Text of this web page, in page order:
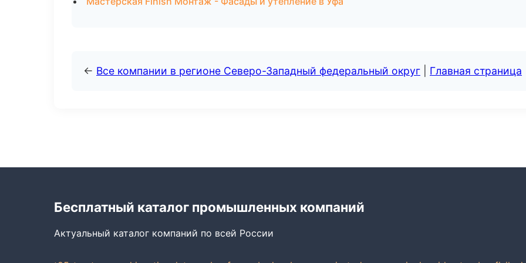
← Все компании в регионе Северо-Западный федеральный округ Главная страница
Бесплатный каталог промышленных компаний
Актуальный каталог компаний по всей России